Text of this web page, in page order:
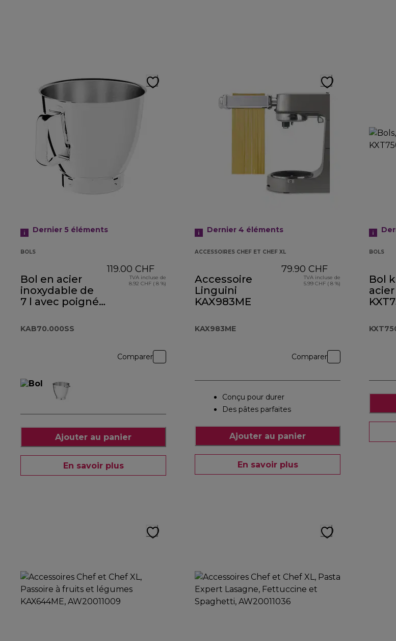
Dernier 5 éléments
BOLS
Bol en acier
inoxydable de
7 l avec poignée
KAB70.000SS
119.00 CHF
TVA incluse de
8.92 CHF ( 8 %)
Comparer
Ajouter au panier
En savoir plus
Dernier 4 éléments
ACCESSOIRES CHEF ET CHEF XL
Accessoire
Linguini
KAX983ME
KAX983ME
79.90 CHF
TVA incluse de
5.99 CHF ( 8 %)
Comparer
Conçu pour durer
Des pâtes parfaites
Ajouter au panier
En savoir plus
BOLS
Bol